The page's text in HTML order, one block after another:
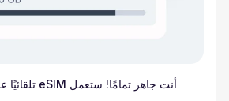
أنت جاهز تمامًا! ستعمل eSIM تلقائيًا عند وصولك إلى الوجهة.